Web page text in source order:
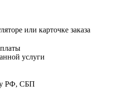
или карточке заказа
услуги
РФ, СБП